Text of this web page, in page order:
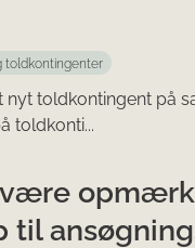
toldkontingenter
nyt toldkontingent
toldkonti...
til